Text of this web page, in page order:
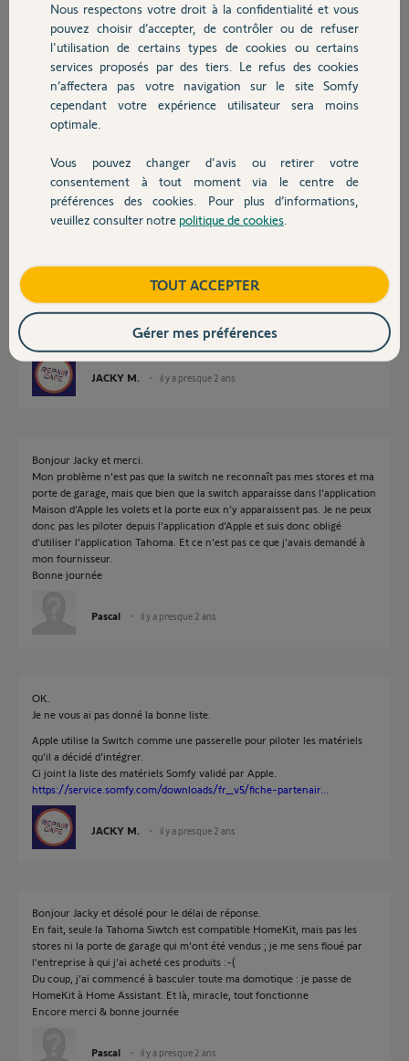
Chauffage
Autres produits
Devis avec un pro
Contact
télécommandes Smoove ou avec l’appli Tahoma
Pouvez-vous m’aider ?
Merci,
Pascal
Pascal
il y a presque 2 ans
Participer au fil de discussion
Réponses
Ci joint la liste des équipements supportés par la Switch
https://assets3.keepeek.com/medias/domain7918/_permalinks...
JACKY M. il y a presque 2 ans
Bonjour Jacky et merci.
Mon problème n’est pas que la switch ne reconnaît pas mes stores et ma
porte de garage, mais que bien que la switch apparaisse dans l’application
Maison d’Apple les volets et la porte eux n’y apparaissent pas. Je ne peux
donc pas les piloter depuis l’application d’Apple et suis donc obligé
d’utiliser l’application Tahoma. Et ce n’est pas ce que j’avais demandé à
mon fournisseur.
Bonne journée
Pascal il y a presque 2 ans
OK.
Je ne vous ai pas donné la bonne liste.
Apple utilise la Switch comme une passerelle pour piloter les matériels
qu'il a décidé d'intégrer.
Ci joint la liste des matériels Somfy validé par Apple.
https://service.somfy.com/downloads/fr_v5/fiche-partenair...
JACKY M. il y a presque 2 ans
Bonjour Jacky et désolé pour le délai de réponse.
En fait, seule la Tahoma Siwtch est compatible HomeKit, mais pas les
stores ni la porte de garage qui m’ont été vendus ; je me sens floué par
l’entreprise à qui j’ai acheté ces produits :-(
Du coup, j’ai commencé à basculer toute ma domotique : je passe de
HomeKit à Home Assistant. Et là, miracle, tout fonctionne
Encore merci & bonne journée
Pascal il y a presque 2 ans
Nous respectons votre droit à la confidentialité et vous
pouvez choisir d’accepter, de contrôler ou de refuser
l'utilisation de certains types de cookies ou certains
services proposés par des tiers. Le refus des cookies
n’affectera pas votre navigation sur le site Somfy
cependant votre expérience utilisateur sera moins
optimale.
Vous pouvez changer d'avis ou retirer votre
consentement à tout moment via le centre de
préférences des cookies. Pour plus d’informations,
veuillez consulter notre politique de cookies
TOUT ACCEPTER
Gérer mes préférences